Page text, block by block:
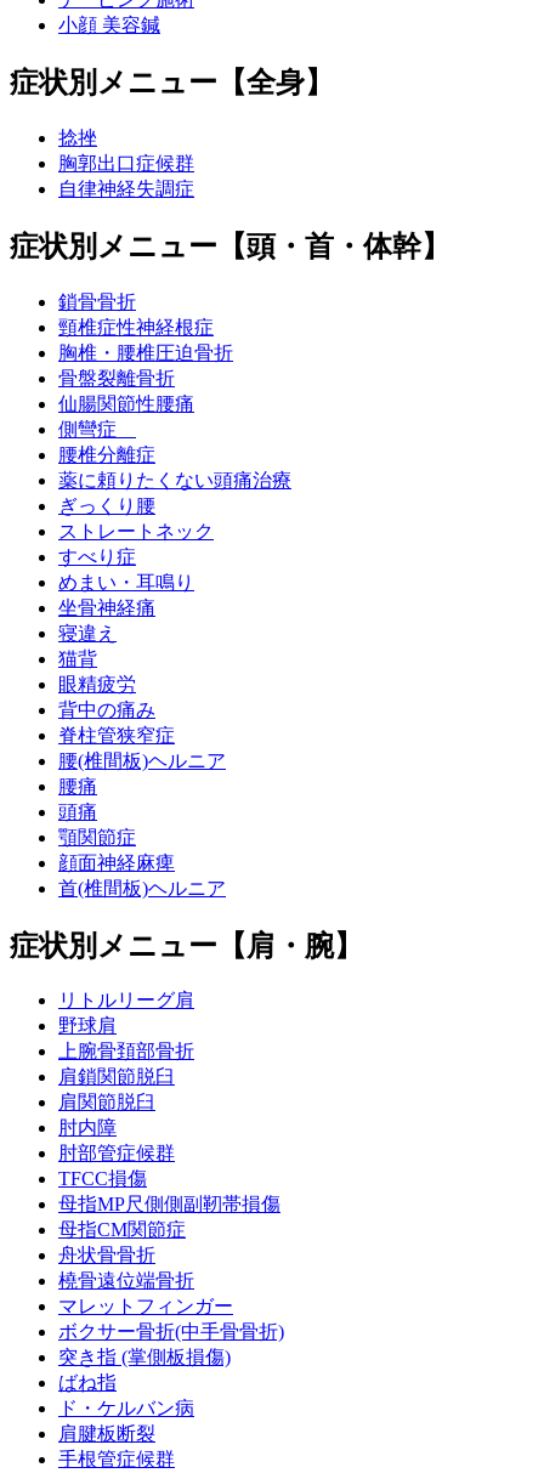
小顔 美容鍼
症状別メニュー【全身】
捻挫
胸郭出口症候群
自律神経失調症
症状別メニュー【頭・首・体幹】
鎖骨骨折
頸椎症性神経根症
胸椎・腰椎圧迫骨折
骨盤裂離骨折
仙腸関節性腰痛
側彎症
腰椎分離症
薬に頼りたくない頭痛治療
ぎっくり腰
ストレートネック
すべり症
めまい・耳鳴り
坐骨神経痛
寝違え
猫背
眼精疲労
背中の痛み
脊柱管狭窄症
腰(椎間板)ヘルニア
腰痛
頭痛
顎関節症
顔面神経麻痺
首(椎間板)ヘルニア
症状別メニュー【肩・腕】
リトルリーグ肩
野球肩
上腕骨頚部骨折
肩鎖関節脱臼
肩関節脱臼
肘内障
肘部管症候群
TFCC損傷
母指MP尺側側副靭帯損傷
母指CM関節症
舟状骨骨折
橈骨遠位端骨折
マレットフィンガー
ボクサー骨折(中手骨骨折)
突き指 (掌側板損傷)
ばね指
ド・ケルバン病
肩腱板断裂
手根管症候群